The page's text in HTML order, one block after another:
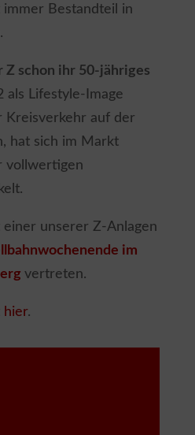
immer Bestandteil in
Z schon ihr 50-jähriges
als Lifestyle-Image
Kreisverkehr auf der
hat sich im Markt
vollwertigen
unserer Z-Anlagen
im
vertreten.
hier.